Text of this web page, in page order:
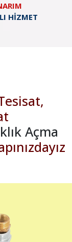
HİZMET
Açma